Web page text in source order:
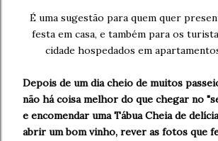
É uma sugestão para quem quer
festa em casa, e também para os
cidade hospedados em
Depois de um dia cheio de muitos
não há coisa melhor do que chegar no
e encomendar uma Tábua Cheia de
abrir um bom vinho, rever as fotos que